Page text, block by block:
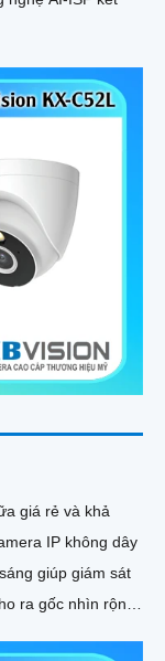
giá rẻ và khả
giúp giám sát
ra gốc nhìn rộng